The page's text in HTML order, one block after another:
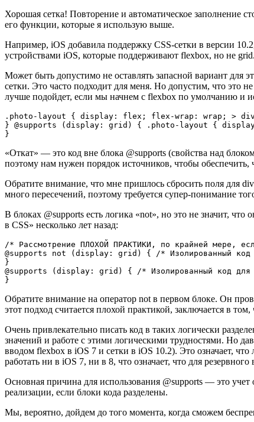
Хорошая сетка! Повторение и автоматическое заполнение
его функции, которые я использую выше.
Например, iOS добавила поддержку CSS-сетки в версии
устройствами iOS, которые поддерживают flexbox, но не
Может быть допустимо не оставлять запасной вариант для
сетки. Это часто подходит для меня. Но допустим, что это
лучше подойдет, если мы начнем с flexbox по умолчанию и
.photo-layout { display: flex; flex-wrap: wrap; >
} @supports (display: grid) { .photo-layout {
}
«Откат» — это код вне блока @supports (свойства над
поэтому нам нужен порядок источников, чтобы обеспечить,
Обратите внимание, что мне пришлось сбросить поля для
много пересечений, поэтому требуется супер-понимание
В блоках @supports есть логика «not», но это не значит,
в CSS» несколько лет назад:
/* Рассмотрение ПЛОХОЙ ПРАКТИКИ, по крайней мере,
@supports not (display: grid) { /* Изолированный код
}
@supports (display: grid) { /* Изолированный код для
}
Обратите внимание на оператор not в первом блоке. Он
этот подход считается плохой практикой, заключается в
Очень привлекательно писать код в таких логически
значений и работе с этими логическими трудностями. Но
вводом flexbox в iOS 7 и сетки в iOS 10.2). Это означает,
работать ни в iOS 7, ни в 8, что означает, что для
Основная причина для использования @supports — это учет
реализации, если блоки кода разделены.
Мы, вероятно, дойдем до того момента, когда сможем